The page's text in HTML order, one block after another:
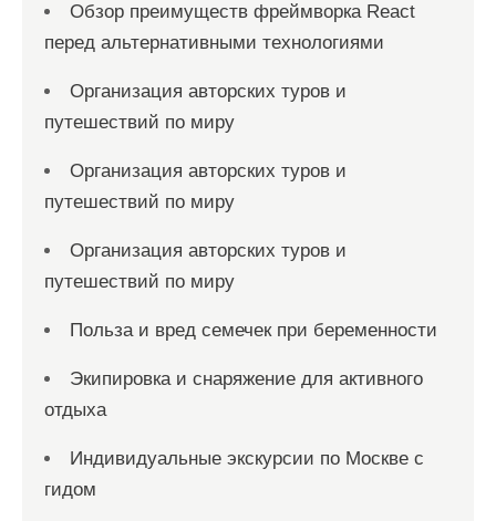
Обзор преимуществ фреймворка React
перед альтернативными технологиями
Организация авторских туров и
путешествий по миру
Организация авторских туров и
путешествий по миру
Организация авторских туров и
путешествий по миру
Польза и вред семечек при беременности
Экипировка и снаряжение для активного
отдыха
Индивидуальные экскурсии по Москве с
гидом